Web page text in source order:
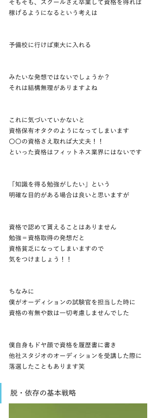
そもそも、スクールさえ卒業して資格を得れば
稼げるようになるという考えは
予備校に行けば東大に入れる
みたいな発想ではないでしょうか？
それは結構無理がありますよね
これに気づいていかないと
資格保有オタクのようになってしまいます
〇〇の資格さえ取れば大丈夫！！
といった資格はフィットネス業界にはないです
「知識を得る勉強がしたい」という
明確な目的がある場合は良いと思いますが
資格で認めて貰えることはありません
勉強＝資格取得の発想だと
資格貧乏になってしまいますので
気をつけましょう！！
ちなみに
僕がオーディションの試験官を担当した時に
資格の有無や数は一切考慮しませんでした
僕自身もドヤ顔で資格を履歴書に書き
他社スタジオのオーディションを受講した際に
落選したこともあります笑
脱・依存の基本戦略